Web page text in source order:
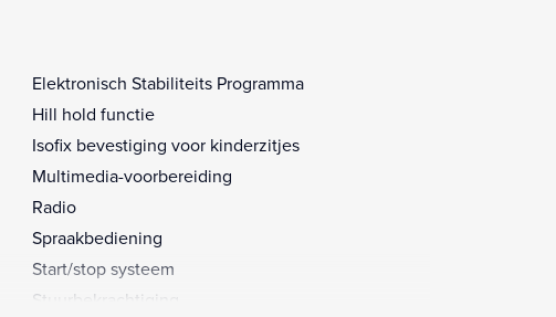
Elektronisch Stabiliteits Programma
Hill hold functie
Isofix bevestiging voor kinderzitjes
Multimedia-voorbereiding
Radio
Spraakbediening
Start/stop systeem
Stuurbekrachtiging